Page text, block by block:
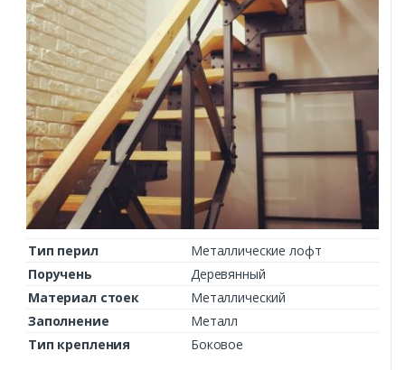
Тип перил
Металлические лофт
Поручень
Деревянный
Материал стоек
Металлический
Заполнение
Металл
Тип крепления
Боковое